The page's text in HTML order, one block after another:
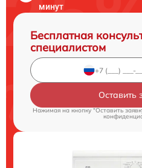
минут
Бесплатная
специалистом
Оставить
Нажимая на кнопку "Оставить